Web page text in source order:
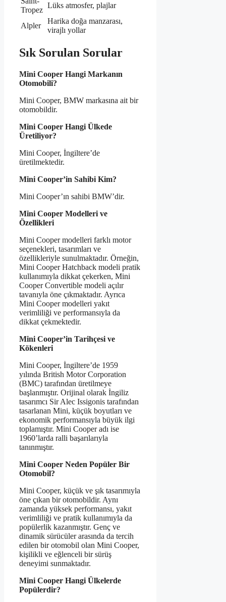
Tropez
Lüks atmosfer, plajlar
Alpler
Harika doğa manzarası,
virajlı yollar
Sık Sorulan Sorular
Mini Cooper Hangi Markanın
Otomobili?
Mini Cooper, BMW markasına ait bir
otomobildir.
Mini Cooper Hangi Ülkede
Üretiliyor?
Mini Cooper, İngiltere’de
üretilmektedir.
Mini Cooper’in Sahibi Kim?
Mini Cooper’ın sahibi BMW’dir.
Mini Cooper Modelleri ve
Özellikleri
Mini Cooper modelleri farklı motor
seçenekleri, tasarımları ve
özellikleriyle sunulmaktadır. Örneğin,
Mini Cooper Hatchback modeli pratik
kullanımıyla dikkat çekerken, Mini
Cooper Convertible modeli açılır
tavanıyla öne çıkmaktadır. Ayrıca
Mini Cooper modelleri yakıt
verimliliği ve performansıyla da
dikkat çekmektedir.
Mini Cooper’in Tarihçesi ve
Kökenleri
Mini Cooper, İngiltere’de 1959
yılında British Motor Corporation
(BMC) tarafından üretilmeye
başlanmıştır. Orijinal olarak İngiliz
tasarımcı Sir Alec Issigonis tarafından
tasarlanan Mini, küçük boyutları ve
ekonomik performansıyla büyük ilgi
toplamıştır. Mini Cooper adı ise
1960’larda ralli başarılarıyla
tanınmıştır.
Mini Cooper Neden Popüler Bir
Otomobil?
Mini Cooper, küçük ve şık tasarımıyla
öne çıkan bir otomobildir. Aynı
zamanda yüksek performansı, yakıt
verimliliği ve pratik kullanımıyla da
popülerlik kazanmıştır. Genç ve
dinamik sürücüler arasında da tercih
edilen bir otomobil olan Mini Cooper,
kişilikli ve eğlenceli bir sürüş
deneyimi sunmaktadır.
Mini Cooper Hangi Ülkelerde
Popülerdir?